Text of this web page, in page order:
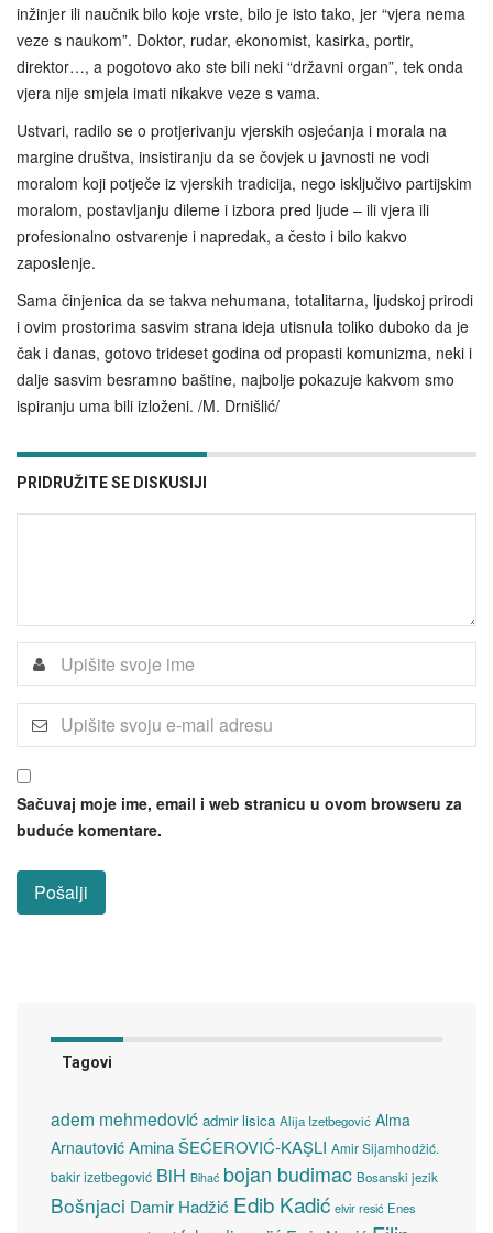
inžinjer ili naučnik bilo koje vrste, bilo je isto tako, jer “vjera nema
veze s naukom”. Doktor, rudar, ekonomist, kasirka, portir,
direktor…, a pogotovo ako ste bili neki “državni organ”, tek onda
vjera nije smjela imati nikakve veze s vama.
Ustvari, radilo se o protjerivanju vjerskih osjećanja i morala na
margine društva, insistiranju da se čovjek u javnosti ne vodi
moralom koji potječe iz vjerskih tradicija, nego isključivo partijskim
moralom, postavljanju dileme i izbora pred ljude – ili vjera ili
profesionalno ostvarenje i napredak, a često i bilo kakvo
zaposlenje.
Sama činjenica da se takva nehumana, totalitarna, ljudskoj prirodi
i ovim prostorima sasvim strana ideja utisnula toliko duboko da je
čak i danas, gotovo trideset godina od propasti komunizma, neki i
dalje sasvim besramno baštine, najbolje pokazuje kakvom smo
ispiranju uma bili izloženi. /M. Drnišlić/
PRIDRUŽITE SE DISKUSIJI
Sačuvaj moje ime, email i web stranicu u ovom browseru za
buduće komentare.
Tagovi
adem mehmedović admir lisica Alija Izetbegović Alma
Arnautović Amina ŠEĆEROVIĆ-KAŞLI Amir Sijamhodžić.
bakir izetbegović BiH Bihać bojan budimac Bosanski jezik
Bošnjaci Damir Hadžić Edib Kadić elvir resić Enes